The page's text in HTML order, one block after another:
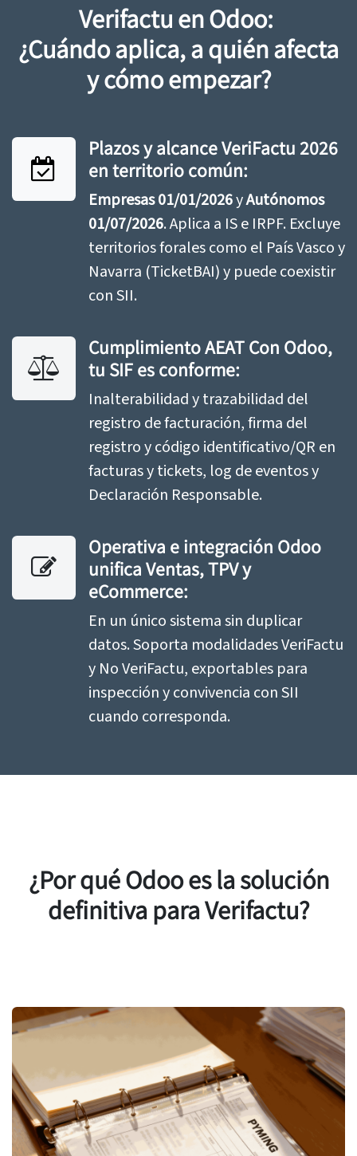
Verifactu en Odoo:
¿Cuándo aplica, a quién afecta
y cómo empezar?
Plazos y alcance VeriFactu 2026
en territorio común:
Empresas 01/01/2026yAutónomos
01/07/2026. Aplica a IS e IRPF. Excluye
territorios forales como el País Vasco y
Navarra (TicketBAI) y puede coexistir
con SII.
Cumplimiento AEAT Con Odoo,
tu SIF es conforme:
Inalterabilidad y trazabilidad del
registro de facturación, firma del
registro y código identificativo/QR en
facturas y tickets, log de eventos y
Declaración Responsable.
Operativa e integración Odoo
unifica Ventas, TPV y
eCommerce:
En un único sistema sin duplicar
datos. Soporta modalidades VeriFactu
y No VeriFactu, exportables para
inspección y convivencia con SII
cuando corresponda.
¿Por qué Odoo es la solución
definitiva para Verifactu?